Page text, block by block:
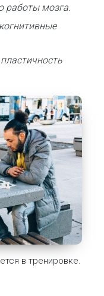
работы мозга.
в тренировке.